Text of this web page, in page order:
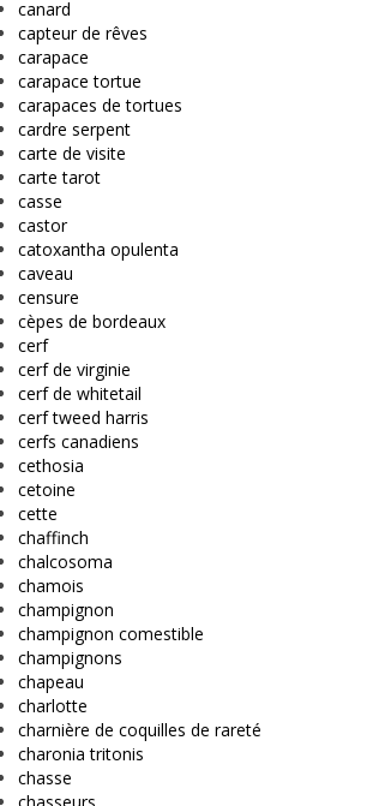
canard
capteur de rêves
carapace
carapace tortue
carapaces de tortues
cardre serpent
carte de visite
carte tarot
casse
castor
catoxantha opulenta
caveau
censure
cèpes de bordeaux
cerf
cerf de virginie
cerf de whitetail
cerf tweed harris
cerfs canadiens
cethosia
cetoine
cette
chaffinch
chalcosoma
chamois
champignon
champignon comestible
champignons
chapeau
charlotte
charnière de coquilles de rareté
charonia tritonis
chasse
chasseurs